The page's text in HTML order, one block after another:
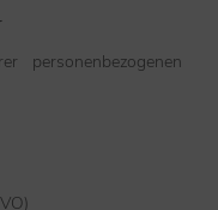
personenbezogenen